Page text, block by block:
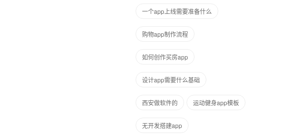
一个app上线需要准备什么
购物app制作流程
如何创作买房app
设计app需要什么基础
西安做软件的 运动健身app模板
无开发搭建app